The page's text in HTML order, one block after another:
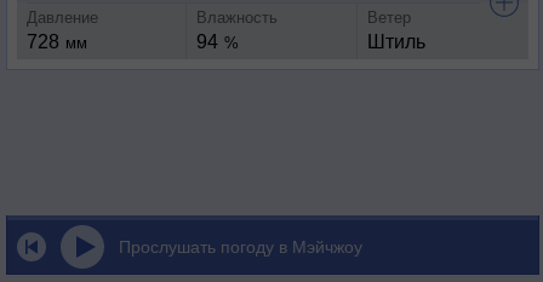
Давление
728 мм
Влажность
94 %
Ветер
Штиль
Прослушать погоду в Мэйчжоу